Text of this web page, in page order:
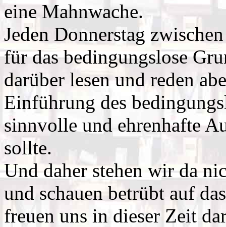
eine Mahnwache.
Jeden Donnerstag
für das bedingungslose
darüber lesen und reden
Einführung des
sinnvolle und ehrenhafte
sollte.
Und daher stehen wir da
und schauen betrübt auf
freuen uns in dieser Zeit